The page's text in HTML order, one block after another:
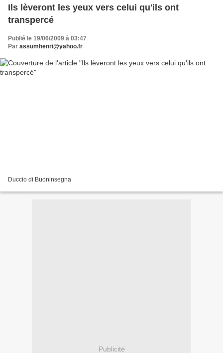
Ils lèveront les yeux vers celui qu'ils ont
transpercé
Publié le 19/06/2009 à 03:47
Par assumhenri@yahoo.fr
Duccio di Buoninsegna
Publicité